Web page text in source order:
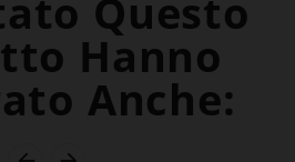
Questo
Hanno
Anche: